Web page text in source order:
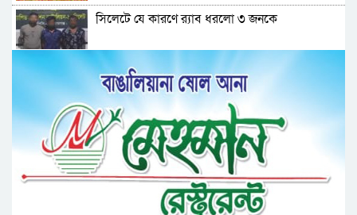
সিলেটে যে কারণে র‌্যাব ধরলো ৩ জনকে
বৃক্ষরোপণই জলবায়ু পরিবর্তন মোকাবিলার কার্যকর
উপায়: এমপি নুরুল
আত্মগোপনে থাকা ১১ মা ম লা র আসামি দেলোয়ার
গ্রে*ফ*তা*র
সিলেটে র‌্যাব দেখে দৌড় দিলেন কাজল, অতঃপর…